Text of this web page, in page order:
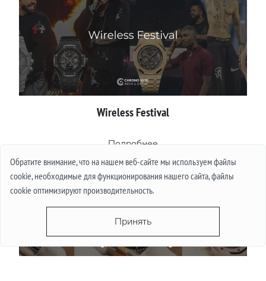
Обратите внимание, что на нашем веб-сайте мы используем файлы
cookie, необходимые для функционирования нашего сайта, файлы
cookie оптимизируют производительность.
Принять
Wireless Festival
Подробнее